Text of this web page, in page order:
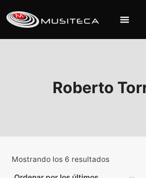
Roberto
Mostrando los 6 resultados